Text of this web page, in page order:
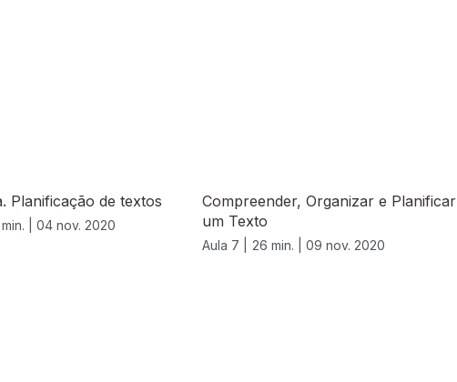
Planificação de textos
| 04 nov. 2020
Compreender, Organizar e Planificar
um Texto
Aula 7 | 26 min. | 09 nov. 2020